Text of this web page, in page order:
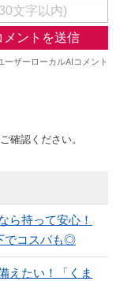
確認ください。
ら持って安心！
でコスパも◎
えたい！「くま